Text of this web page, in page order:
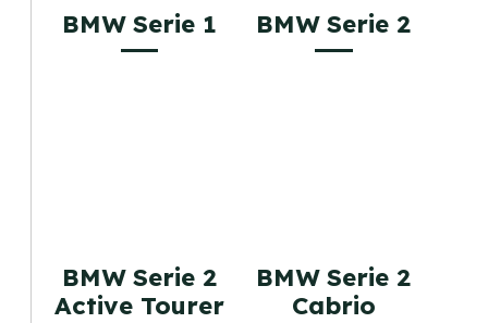
BMW Serie 1 BMW Serie 2
BMW Serie 2
Active Tourer
BMW Serie 2
Cabrio